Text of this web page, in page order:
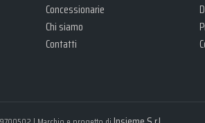
Concessionarie
Chi siamo
Contatti